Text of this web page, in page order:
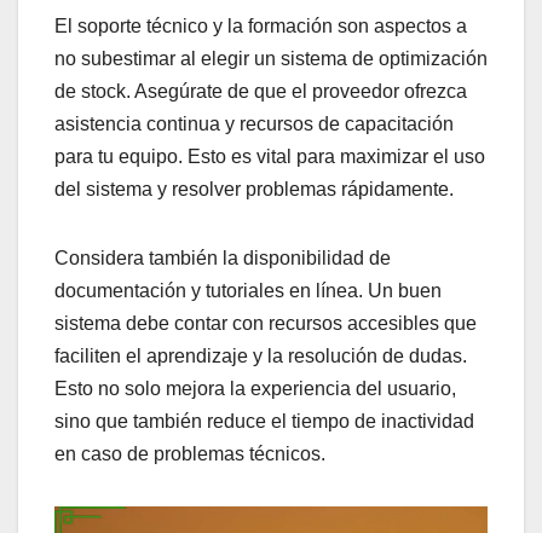
El soporte técnico y la formación son aspectos a
no subestimar al elegir un sistema de optimización
de stock. Asegúrate de que el proveedor ofrezca
asistencia continua y recursos de capacitación
para tu equipo. Esto es vital para maximizar el uso
del sistema y resolver problemas rápidamente.
Considera también la disponibilidad de
documentación y tutoriales en línea. Un buen
sistema debe contar con recursos accesibles que
faciliten el aprendizaje y la resolución de dudas.
Esto no solo mejora la experiencia del usuario,
sino que también reduce el tiempo de inactividad
en caso de problemas técnicos.